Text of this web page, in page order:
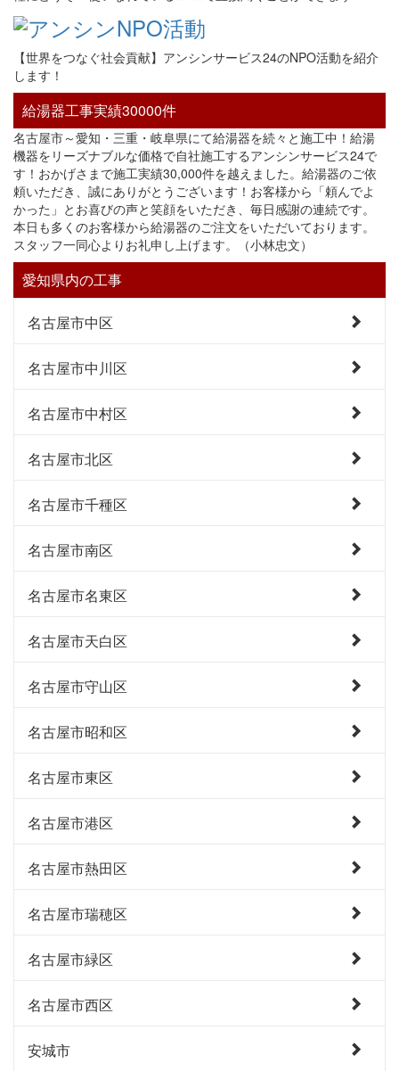
【世界をつなぐ社会貢献】アンシンサービス24のNPO活動を紹介
します！
給湯器工事実績30000件
名古屋市～愛知・三重・岐阜県にて給湯器を続々と施工中！給湯
機器をリーズナブルな価格で自社施工するアンシンサービス24で
す！おかげさまで施工実績30,000件を越えました。給湯器のご依
頼いただき、誠にありがとうございます！お客様から「頼んでよ
かった」とお喜びの声と笑顔をいただき、毎日感謝の連続です。
本日も多くのお客様から給湯器のご注文をいただいております。
スタッフ一同心よりお礼申し上げます。（小林忠文）
愛知県内の工事
名古屋市中区
名古屋市中川区
名古屋市中村区
名古屋市北区
名古屋市千種区
名古屋市南区
名古屋市名東区
名古屋市天白区
名古屋市守山区
名古屋市昭和区
名古屋市東区
名古屋市港区
名古屋市熱田区
名古屋市瑞穂区
名古屋市緑区
名古屋市西区
安城市